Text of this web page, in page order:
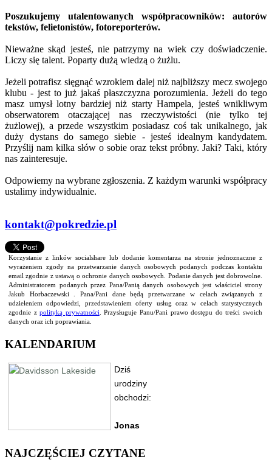
Poszukujemy utalentowanych współpracowników: autorów
tekstów, felietonistów, fotoreporterów.
Nieważne skąd jesteś, nie patrzymy na wiek czy doświadczenie.
Liczy się talent. Poparty dużą wiedzą o żużlu.
Jeżeli potrafisz sięgnąć wzrokiem dalej niż najbliższy mecz swojego
klubu - jest to już jakaś płaszczyzna porozumienia. Jeżeli do tego
masz umysł lotny bardziej niż starty Hampela, jesteś wnikliwym
obserwatorem otaczającej nas rzeczywistości (nie tylko tej
żużlowej), a przede wszystkim posiadasz coś tak unikalnego, jak
duży dystans do samego siebie - jesteś idealnym kandydatem.
Przyślij nam kilka słów o sobie oraz tekst próbny. Jaki? Taki, który
nas zainteresuje.
Odpowiemy na wybrane zgłoszenia. Z każdym warunki współpracy
ustalimy indywidualnie.
kontakt@pokredzie.pl
Korzystanie z linków socialshare lub dodanie komentarza na stronie jednoznaczne z
wyrażeniem zgody na przetwarzanie danych osobowych podanych podczas kontaktu
email zgodnie z ustawą o ochronie danych osobowych. Podanie danych jest dobrowolne.
Administratorem podanych przez Pana/Panią danych osobowych jest właściciel strony
Jakub Horbaczewski . Pana/Pani dane będą przetwarzane w celach związanych z
udzieleniem odpowiedzi, przedstawieniem oferty usług oraz w celach statystycznych
zgodnie zpolityką prywatności . Przysługuje Panu/Pani prawo dostępu do treści swoich
danych oraz ich poprawiania.
KALENDARIUM
NAJCZĘŚCIEJ CZYTANE